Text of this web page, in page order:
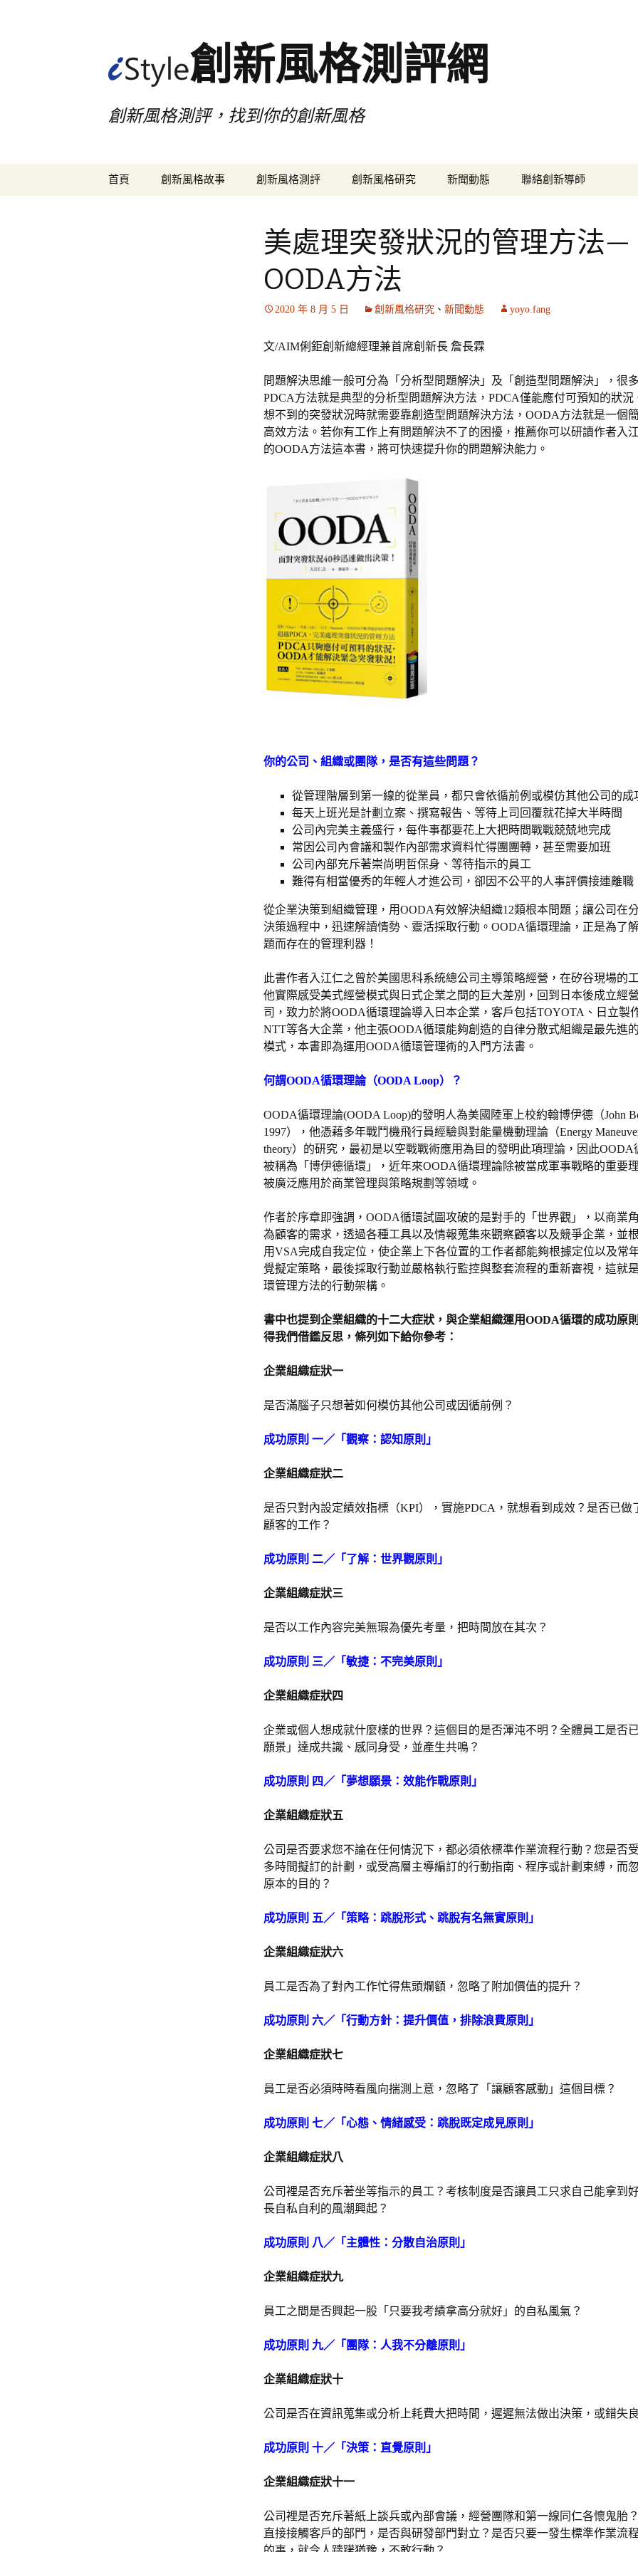
創新風格測評網
創新風格測評，找到你的創新風格
首頁 創新風格故事 創新風格測評 創新風格研究 新聞動態 聯絡創新導師
美處理突發狀況的管理方法—
OODA方法
2020 年 8 月 5 日 創新風格研究 、 新聞動態 yoyo.fang
文/AIM俐鉅創新總經理兼首席創新長 詹長霖
問題解決思維一般可分為「分析型問題解決」及「創造型問題解決」，很
PDCA方法就是典型的分析型問題解決方法，PDCA僅能應付可預知的狀況
想不到的突發狀況時就需要靠創造型問題解決方法，OODA方法就是一個
高效方法。若你有工作上有問題解決不了的困擾，推薦你可以研讀作者入
的OODA方法這本書，將可快速提升你的問題解決能力。
你的公司、組織或團隊，是否有這些問題？
從管理階層到第一線的從業員，都只會依循前例或模仿其他公司的成
每天上班光是計劃立案、撰寫報告、等待上司回覆就花掉大半時間
公司內完美主義盛行，每件事都要花上大把時間戰戰兢兢地完成
常因公司內會議和製作內部需求資料忙得團團轉，甚至需要加班
公司內部充斥著崇尚明哲保身、等待指示的員工
難得有相當優秀的年輕人才進公司，卻因不公平的人事評價接連離職
從企業決策到組織管理，用OODA有效解決組織12類根本問題；讓公司在
決策過程中，迅速解讀情勢、靈活採取行動。OODA循環理論，正是為了
題而存在的管理利器！
此書作者入江仁之曾於美國思科系統總公司主導策略經營，在矽谷現場的
他實際感受美式經營模式與日式企業之間的巨大差別，回到日本後成立經
司，致力於將OODA循環理論導入日本企業，客戶包括TOYOTA、日立製
NTT等各大企業，他主張OODA循環能夠創造的自律分散式組織是最先進
模式，本書即為運用OODA循環管理術的入門方法書。
何謂OODA循環理論（OODA Loop）？
OODA循環理論(OODA Loop)的發明人為美國陸軍上校約翰博伊德（John
1997），他憑藉多年戰鬥機飛行員經驗與對能量機動理論（Energy
theory）的研究，最初是以空戰戰術應用為目的發明此項理論，因此OODA
被稱為「博伊德循環」，近年來OODA循環理論除被當成軍事戰略的重要
被廣泛應用於商業管理與策略規劃等領域。
作者於序章即強調，OODA循環試圖攻破的是對手的「世界觀」，以商業
為顧客的需求，透過各種工具以及情報蒐集來觀察顧客以及競爭企業，並
用VSA完成自我定位，使企業上下各位置的工作者都能夠根據定位以及常
覺擬定策略，最後採取行動並嚴格執行監控與整套流程的重新審視，這就
環管理方法的行動架構。
書中也提到企業組織的十二大症狀，與企業組織運用OODA循環的成功原
得我們借鑑反思，條列如下給你參考：
企業組織症狀一
是否滿腦子只想著如何模仿其他公司或因循前例？
成功原則 一／「觀察：認知原則」
企業組織症狀二
是否只對內設定績效指標（KPI），實施PDCA，就想看到成效？是否已做
顧客的工作？
成功原則 二／「了解：世界觀原則」
企業組織症狀三
是否以工作內容完美無瑕為優先考量，把時間放在其次？
成功原則 三／「敏捷：不完美原則」
企業組織症狀四
企業或個人想成就什麼樣的世界？這個目的是否渾沌不明？全體員工是否
願景」達成共識、感同身受，並產生共鳴？
成功原則 四／「夢想願景：效能作戰原則」
企業組織症狀五
公司是否要求您不論在任何情況下，都必須依標準作業流程行動？您是否
多時間擬訂的計劃，或受高層主導編訂的行動指南、程序或計劃束縛，而
原本的目的？
成功原則 五／「策略：跳脫形式、跳脫有名無實原則」
企業組織症狀六
員工是否為了對內工作忙得焦頭爛額，忽略了附加價值的提升？
成功原則 六／「行動方針：提升價值，排除浪費原則」
企業組織症狀七
員工是否必須時時看風向揣測上意，忽略了「讓顧客感動」這個目標？
成功原則 七／「心態、情緒感受：跳脫既定成見原則」
企業組織症狀八
公司裡是否充斥著坐等指示的員工？考核制度是否讓員工只求自己能拿到
長自私自利的風潮興起？
成功原則 八／「主體性：分散自治原則」
企業組織症狀九
員工之間是否興起一股「只要我考績拿高分就好」的自私風氣？
成功原則 九／「團隊：人我不分離原則」
企業組織症狀十
公司是否在資訊蒐集或分析上耗費大把時間，遲遲無法做出決策，或錯失
成功原則 十／「決策：直覺原則」
企業組織症狀十一
公司裡是否充斥著紙上談兵或內部會議，經營團隊和第一線同仁各懷鬼胎
直接接觸客戶的部門，是否與研發部門對立？是否只要一發生標準作業流